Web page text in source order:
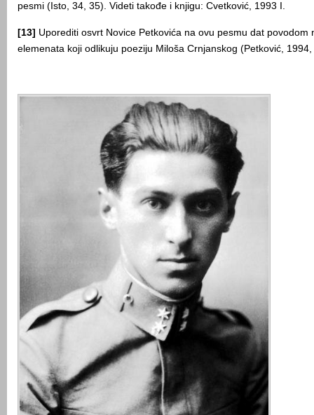
pesmi (Isto, 34, 35). Videti takođe i knjigu: Cvetković, 1993 I.
[13] Uporediti osvrt Novice Petkovića na ovu pesmu dat povodom
elemenata koji odlikuju poeziju Miloša Crnjanskog (Petković,